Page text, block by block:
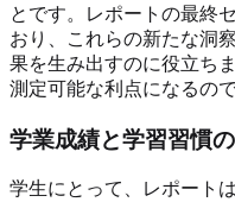
とです。レポートの最終
おり、これらの新たな洞
果を生み出すのに役立ち
測定可能な利点になるので
学業成績と学習習慣
学生にとって、レポート